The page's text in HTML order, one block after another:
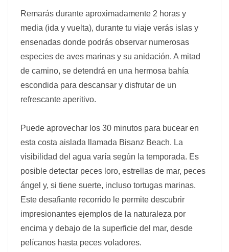
Remarás durante aproximadamente 2 horas y
media (ida y vuelta), durante tu viaje verás islas y
ensenadas donde podrás observar numerosas
especies de aves marinas y su anidación. A mitad
de camino, se detendrá en una hermosa bahía
escondida para descansar y disfrutar de un
refrescante aperitivo.
Puede aprovechar los 30 minutos para bucear en
esta costa aislada llamada Bisanz Beach. La
visibilidad del agua varía según la temporada. Es
posible detectar peces loro, estrellas de mar, peces
ángel y, si tiene suerte, incluso tortugas marinas.
Este desafiante recorrido le permite descubrir
impresionantes ejemplos de la naturaleza por
encima y debajo de la superficie del mar, desde
pelícanos hasta peces voladores.